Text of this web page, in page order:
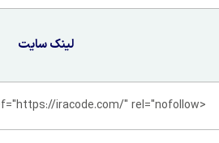
لینک سایت
<a href="https://iracode.com/" rel="nofollow">لینک سایت</a>